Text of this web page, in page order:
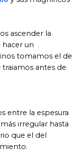
ascender la
hacer un
tomamos el de
antes de
entre la espesura
irregular hasta
que el del